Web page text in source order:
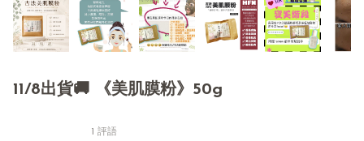
11/8出貨🚚 《美肌膜粉》50g
1 評語